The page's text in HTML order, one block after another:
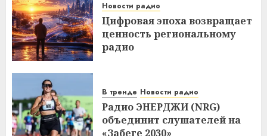
Новости радио
Цифровая эпоха возвращает
ценность региональному
радио
В тренде Новости радио
Радио ЭНЕРДЖИ (NRG)
объединит слушателей на
«Забеге 2030»